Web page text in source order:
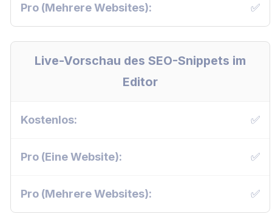
✅
Live-Vorschau des SEO-Snippets im
Editor
✅
✅
✅